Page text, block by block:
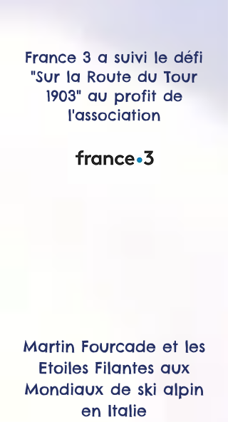
France 3 a suivi le défi
"Sur la Route du Tour
1903" au profit de
l'association
Martin Fourcade et les
Etoiles Filantes aux
Mondiaux de ski alpin
en Italie